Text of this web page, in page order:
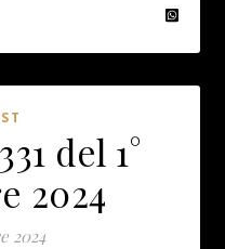
del 1°
2024
2024